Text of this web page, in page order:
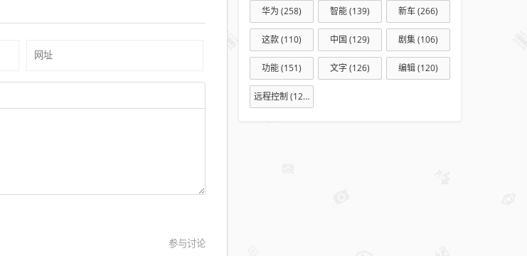
参与讨论
华为 (258) 智能(139) 新车(266)
这款(110) 中国 (129) 剧集(106)
功能(151) 文字(126) 编辑(120)
远程控制 (127)